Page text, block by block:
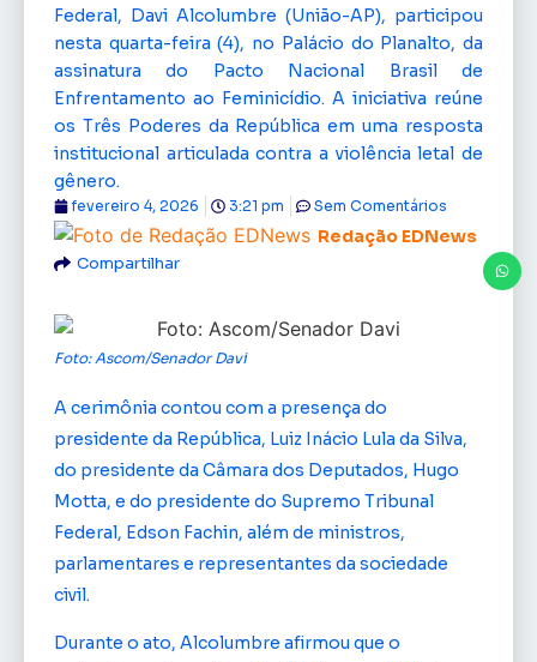
Federal, Davi Alcolumbre (União-AP), participou
nesta quarta-feira (4), no Palácio do Planalto, da
assinatura do Pacto Nacional Brasil de
Enfrentamento ao Feminicídio. A iniciativa reúne
os Três Poderes da República em uma resposta
institucional articulada contra a violência letal de
gênero.
Redação EDNews
fevereiro 4, 2026 3:21 pm Sem Comentários
Compartilhar
Foto: Ascom/Senador Davi
A cerimônia contou com a presença do
presidente da República, Luiz Inácio Lula da Silva,
do presidente da Câmara dos Deputados, Hugo
Motta, e do presidente do Supremo Tribunal
Federal, Edson Fachin, além de ministros,
parlamentares e representantes da sociedade
civil.
Durante o ato, Alcolumbre afirmou que o